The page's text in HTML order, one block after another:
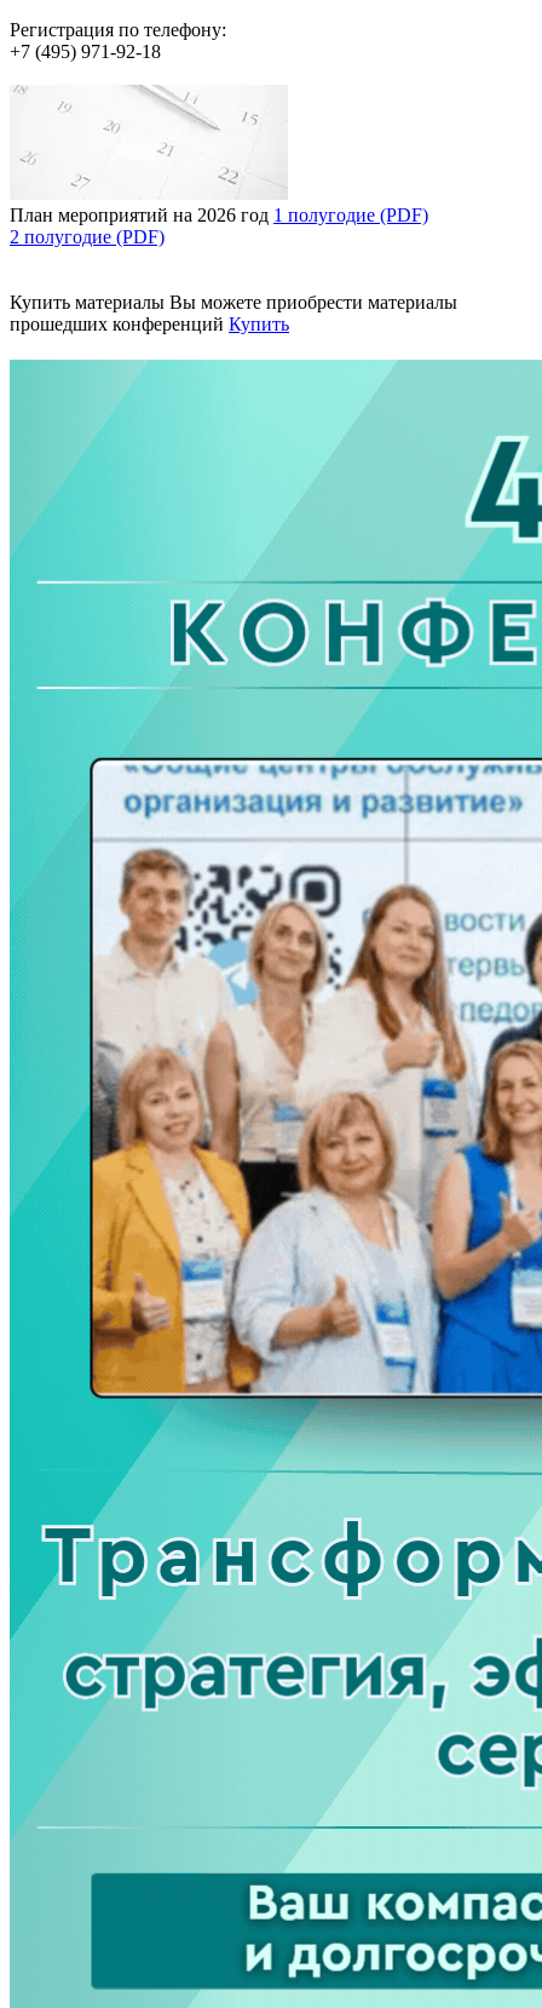
Регистрация по телефону:
+7 (495) 971-92-18
План мероприятий на 2026 год 1 полугодие (PDF)
2 полугодие (PDF)
Купить материалы Вы можете приобрести материалы
прошедших конференций Купить